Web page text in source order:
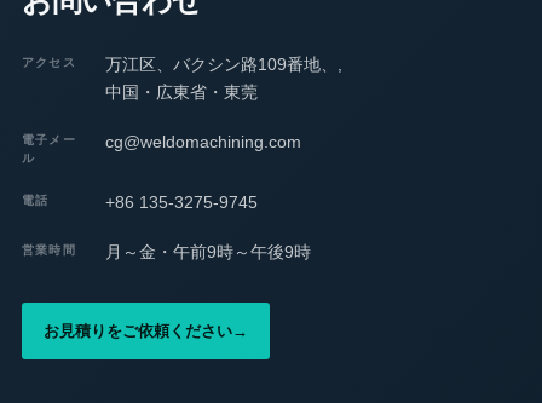
アクセス
万江区、バクシン路109番地、,
中国・広東省・東莞
電子メー
ル
cg@weldomachining.com
電話 +86 135-3275-9745
営業時間 月～金・午前9時～午後9時
お見積りをご依頼ください→